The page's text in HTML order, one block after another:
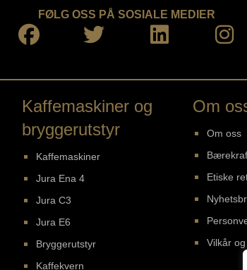
FØLG OSS PÅ SOSIALE MEDIER
Kaffemaskiner og
bryggerutstyr
Kaffemaskiner
Jura Ena 4
Jura C3
Jura E6
Bryggerutstyr
Kaffekvern
Om
Om oss
Etiske
Vilkår